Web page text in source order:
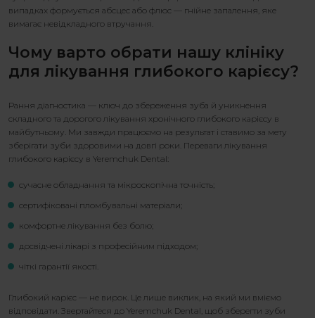
випадках формується абсцес або флюс — гнійне запалення, яке
вимагає невідкладного втручання.
Чому варто обрати нашу клініку
для лікування глибокого карієсу?
Рання діагностика — ключ до збереження зуба й уникнення
складного та дорогого лікування хронічного глибокого карієсу в
майбутньому. Ми завжди працюємо на результат і ставимо за мету
зберігати зуби здоровими на довгі роки. Переваги лікування
глибокого карієсу в Yeremchuk Dental:
сучасне обладнання та мікроскопічна точність;
сертифіковані пломбувальні матеріали;
комфортне лікування без болю;
досвідчені лікарі з професійним підходом;
чіткі гарантії якості.
Глибокий карієс — не вирок. Це лише виклик, на який ми вміємо
відповідати. Звертайтеся до Yeremchuk Dental, щоб зберегти зуби